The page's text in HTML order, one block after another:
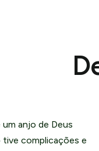
anjo de Deus
complicações e